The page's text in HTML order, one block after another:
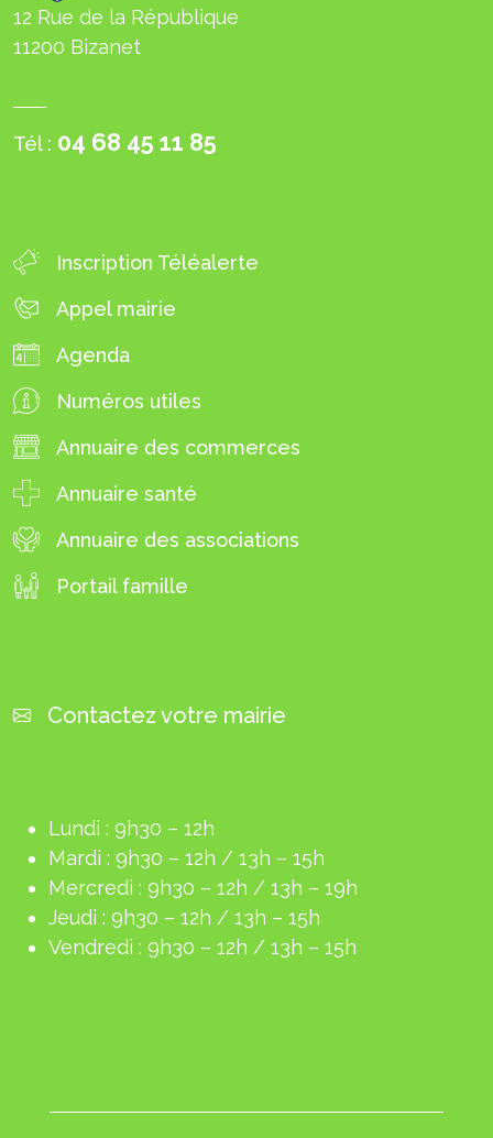
12 Rue de la République
11200 Bizanet
Tél : 04 68 45 11 85
Inscription Téléalerte
Appel mairie
Agenda
Numéros utiles
Annuaire des commerces
Annuaire santé
Annuaire des associations
Portail famille
Contactez votre mairie
Lundi : 9h30 – 12h
Mardi : 9h30 – 12h / 13h – 15h
Mercredi : 9h30 – 12h / 13h – 19h
Jeudi : 9h30 – 12h / 13h – 15h
Vendredi : 9h30 – 12h / 13h – 15h